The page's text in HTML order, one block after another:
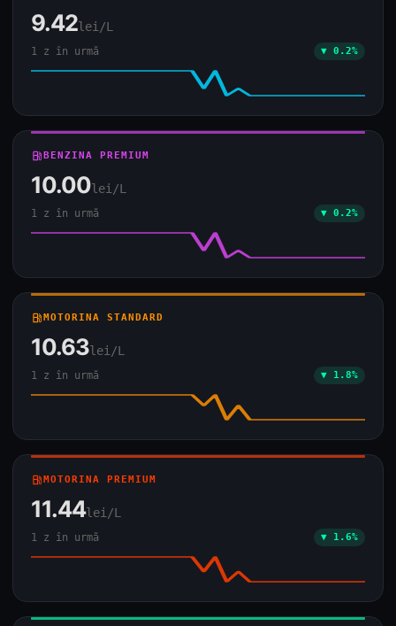
9.42lei/L
1 z în urmă ▼ 0.2%
local_gas_stationBENZINA PREMIUM
10.00lei/L
1 z în urmă ▼ 0.2%
local_gas_stationMOTORINA STANDARD
10.63lei/L
1 z în urmă ▼ 1.8%
local_gas_stationMOTORINA PREMIUM
11.44lei/L
1 z în urmă ▼ 1.6%